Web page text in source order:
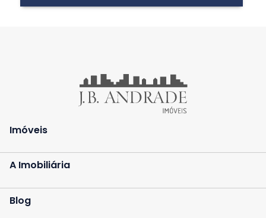
Imóveis
A Imobiliária
Blog